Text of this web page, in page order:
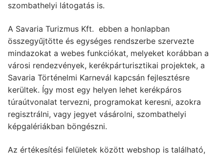
szombathelyi látogatás is.
A Savaria Turizmus Kft. ebben a honlapban
összegyűjtötte és egységes rendszerbe szervezte
mindazokat a webes funkciókat, melyeket korábban a
városi rendezvények, kerékpárturisztikai projektek, a
Savaria Történelmi Karnevál kapcsán fejlesztésre
kerültek. Így most egy helyen lehet kerékpáros
túraútvonalat tervezni, programokat keresni, azokra
regisztrálni, vagy jegyet vásárolni, szombathelyi
képgalériákban böngészni.
Az értékesítési felületek között webshop is található,